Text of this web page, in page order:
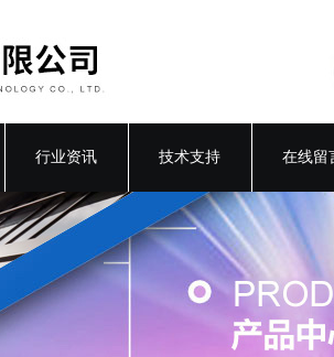
行业资讯 技术支持 在线留